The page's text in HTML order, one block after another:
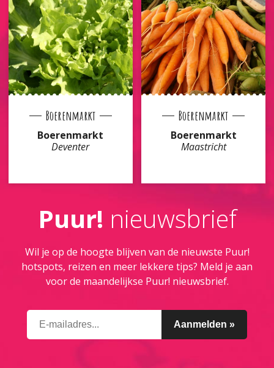
Boerenmarkt
Boerenmarkt
Deventer
Boerenmarkt
Boerenmarkt
Maastricht
Puur! nieuwsbrief
Wil je op de hoogte blijven van de nieuwste Puur!
hotspots, reizen en meer lekkere tips? Meld je aan
voor de maandelijkse Puur! nieuwsbrief.